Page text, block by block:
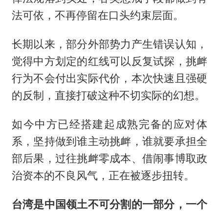
法可依，不再停留在口头约束层面。
长期以来，部分外部势力产生错误认知，
觉得中方划定的红线可以反复试探，挑衅
行为不会付出实际代价，本次快速且强硬
的反制，直接打破这种不切实际的幻想。
如今中方已经搭建起成熟完备的应对体
系，坚持做到谁主动挑衅，谁就要承担全
部后果，过往挑衅零成本、借闹事博取政
治资本的不良风气，正在被逐步扭转。
台湾是中国领土不可分割的一部分，一个